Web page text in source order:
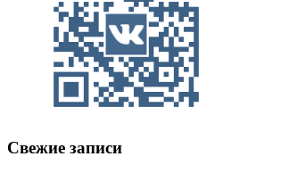
Свежие записи